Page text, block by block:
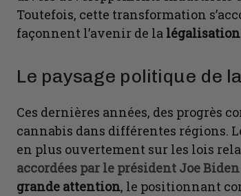
Toutefois, cette transformation
façonnent l’avenir de la
Le paysage politique de
Ces dernières années, des progrès
cannabis dans différentes régions.
en plus ouvertement sur les lois
accordées par le président Joe
grande attention, le positionnant